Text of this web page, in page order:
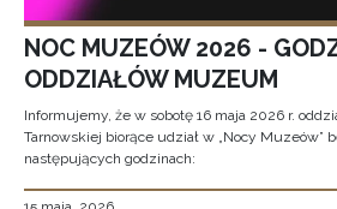
NOC MUZEÓW 2026 -
ODDZIAŁÓW MUZEUM
Informujemy, że w sobotę 16 maja 2026 r.
Tarnowskiej biorące udział w „Nocy Muzeów”
następujących godzinach: